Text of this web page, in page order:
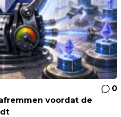
0
voordat de